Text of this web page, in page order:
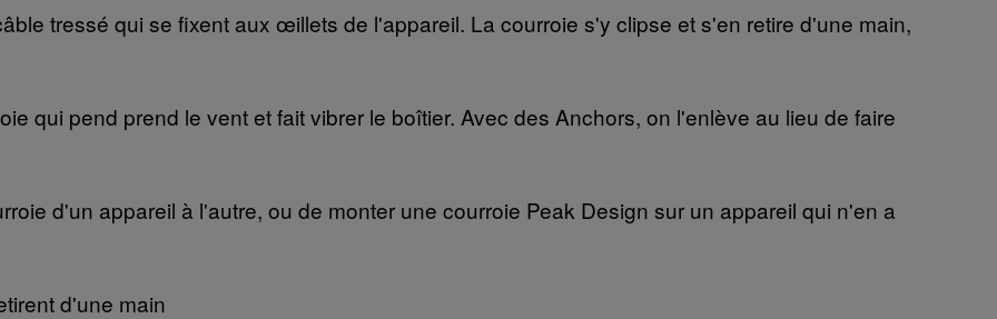
tressé qui se fixent aux œillets de l'appareil. La courroie s'y clipse et s'en retire d'une main,
qui pend prend le vent et fait vibrer le boîtier. Avec des Anchors, on l'enlève au lieu de faire
d'un appareil à l'autre, ou de monter une courroie Peak Design sur un appareil qui n'en a
d'une main